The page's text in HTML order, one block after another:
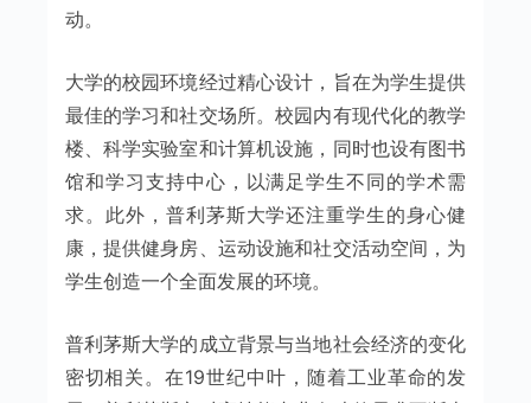
动。
大学的校园环境经过精心设计，旨在为学生提供
最佳的学习和社交场所。校园内有现代化的教学
楼、科学实验室和计算机设施，同时也设有图书
馆和学习支持中心，以满足学生不同的学术需
求。此外，普利茅斯大学还注重学生的身心健
康，提供健身房、运动设施和社交活动空间，为
学生创造一个全面发展的环境。
普利茅斯大学的成立背景与当地社会经济的变化
密切相关。在19世纪中叶，随着工业革命的发